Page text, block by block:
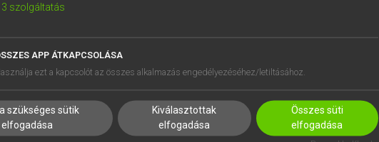
SÚGÓ
ELÉRHETŐSÉG
SÜTI BEÁLLÍTÁSOK
3 szolgáltatás
APP ÁTKAPCSOLÁSA
ezt a kapcsolót az összes alkalmazás engedélyezéséhez/letiltásához.
szükséges sütik
elfogadása
Kiválasztottak
elfogadása
Összes süti
elfogadása